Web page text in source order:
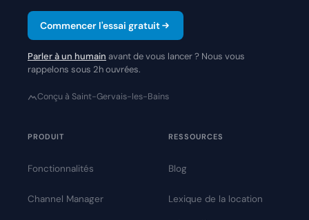
Commencer l'essai gratuit
Parler à un humain avant de vous lancer ? Nous vous
rappelons sous 2h ouvrées.
Conçu à Saint-Gervais-les-Bains
PRODUIT
Fonctionnalités
Channel Manager
RESSOURCES
Blog
Lexique de la location